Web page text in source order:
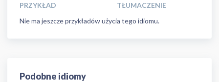
PRZYKŁAD
TŁUMACZENIE
Nie ma jeszcze przykładów użycia tego idiomu.
Podobne idiomy